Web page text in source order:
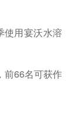
使用宴沃水溶
前66名可获作